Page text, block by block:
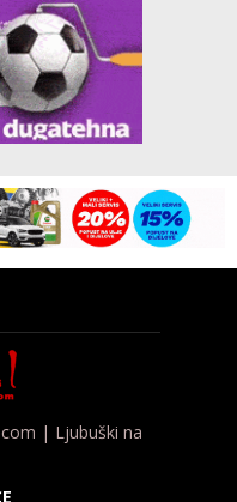
| Ljubuški na